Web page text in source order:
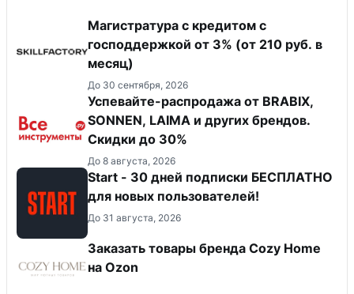
Магистратура с кредитом с
господдержкой от 3% (от 210 руб. в
месяц)
До 30 сентября, 2026
Успевайте-распродажа от BRABIX,
SONNEN, LAIMA и других брендов.
Скидки до 30%
До 8 августа, 2026
Start - 30 дней подписки БЕСПЛАТНО
для новых пользователей!
До 31 августа, 2026
Заказать товары бренда Cozy Home
на Ozon